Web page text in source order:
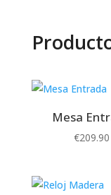
Mesa
€209.90